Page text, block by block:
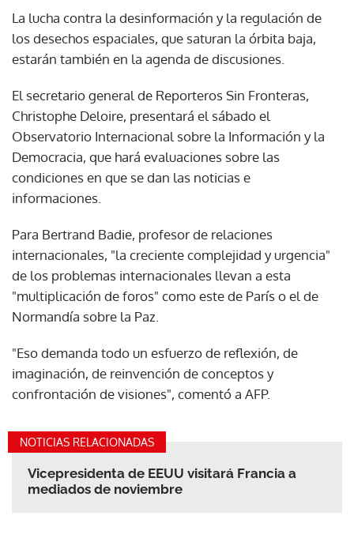
La lucha contra la desinformación y la regulación de
los desechos espaciales, que saturan la órbita baja,
estarán también en la agenda de discusiones.
El secretario general de Reporteros Sin Fronteras,
Christophe Deloire, presentará el sábado el
Observatorio Internacional sobre la Información y la
Democracia, que hará evaluaciones sobre las
condiciones en que se dan las noticias e
informaciones.
Para Bertrand Badie, profesor de relaciones
internacionales, "la creciente complejidad y urgencia"
de los problemas internacionales llevan a esta
"multiplicación de foros" como este de París o el de
Normandía sobre la Paz.
"Eso demanda todo un esfuerzo de reflexión, de
imaginación, de reinvención de conceptos y
confrontación de visiones", comentó a AFP.
NOTICIAS RELACIONADAS
Vicepresidenta de EEUU visitará Francia a
mediados de noviembre